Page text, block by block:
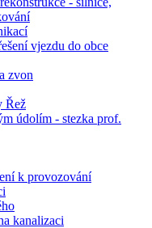
vjezdu do obce
zvon
Řež
údolím - stezka prof.
k provozování
kanalizaci